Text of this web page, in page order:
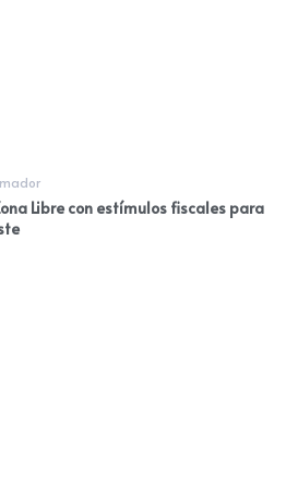
Libre con estímulos fiscales para